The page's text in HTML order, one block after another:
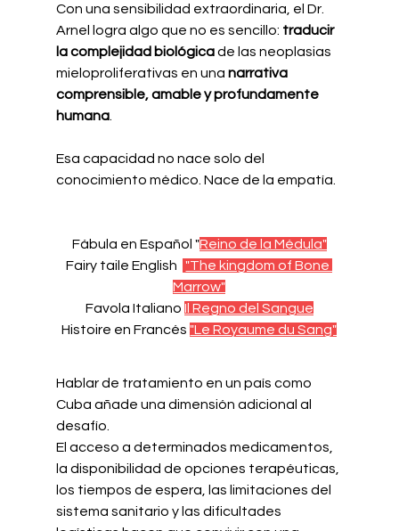
Con una sensibilidad extraordinaria, el Dr.
Arnel logra algo que no es sencillo: traducir
la complejidad biológica de las neoplasias
mieloproliferativas en una narrativa
comprensible, amable y profundamente
humana.
Esa capacidad no nace solo del
conocimiento médico. Nace de la empatía.
Fábula en Español "Reino de la Médula"
Fairy taile English
"The kingdom of Bone
Marrow"
Favola Italiano Il Regno del Sangue
Histoire en Francés "Le Royaume du Sang"
Hablar de tratamiento en un país como
Cuba añade una dimensión adicional al
desafío.
El acceso a determinados medicamentos,
la disponibilidad de opciones terapéuticas,
los tiempos de espera, las limitaciones del
sistema sanitario y las dificultades